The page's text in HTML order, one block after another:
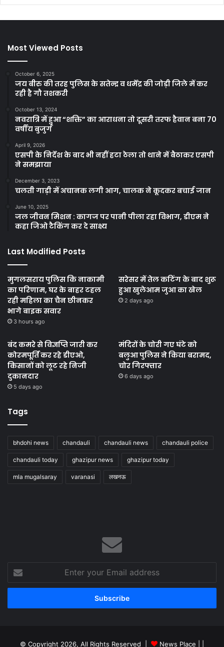
Most Viewed Posts
October 6, 2025
जय बीरु की तरह पुलिस के सतेन्द्र व धर्मेंद्र की जोड़ी जिले में कर
रही है गौ तशकरी
October 13, 2024
नवरात्रि में हुआ “शक्ति” का आराधना तो दूसरी तरफ हैवान बना 70
वर्षीय बुजुर्ग
April 9, 2026
एसपी के निर्देश के बाद भी नहीं हटा ठेला तो थाने में बैठाकर एसपी
ने समझाया
December 3, 2023
चलती गाड़ी में अचानक लगी आग, चालक ने कूदकर बचाई जान
June 10, 2025
जल जीवन मिशन : कागज पर पानी पीला रहा विभाग, डीएम ने
कहा जिओ टैकिंग कर दे साक्ष्य
Last Modified Posts
मुगलसराय पुलिस कि नाकामी
का परिणाम, घर के बाहर टहल
रही महिला का चैन छीनकर
भागे बाइक सवार
3 hours ago
सरेसर में तेल कटिंग के बाद शुरू
हुआ खुलेआम जुआ का खेल
2 days ago
बंद कमरे से विज्ञप्ति जारी कर
कोरमपूर्ति कर रहे डीएओ,
किसानों को लूट रहे निजी
दुकानदार
5 days ago
मंदिरों के चोरी गए घंटे को
बलुआ पुलिस ने किया बरामद,
चोर गिरफ्तार
6 days ago
Tags
bhdohi news chandauli chandauli news chandauli police
chandauli today ghazipur news ghazipur today
mla mugalsaray varanasi लखनऊ
your
Email
© Copyright 2026, All Rights Reserved | News Place |